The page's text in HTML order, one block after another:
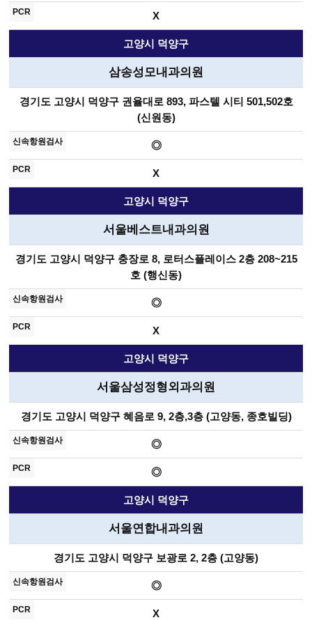
X
고양시 덕양구
삼송성모내과의원
경기도 고양시 덕양구 권율대로 893, 파스텔 시티 501,502호
(신원동)
◎
X
고양시 덕양구
서울베스트내과의원
경기도 고양시 덕양구 충장로 8, 로터스플레이스 2층 208~215
호 (행신동)
◎
X
고양시 덕양구
서울삼성정형외과의원
경기도 고양시 덕양구 혜음로 9, 2층,3층 (고양동, 종호빌딩)
◎
◎
고양시 덕양구
서울연합내과의원
경기도 고양시 덕양구 보광로 2, 2층 (고양동)
◎
X